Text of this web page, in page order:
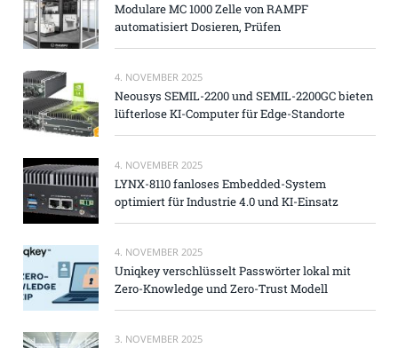
Modulare MC 1000 Zelle von RAMPF
automatisiert Dosieren, Prüfen
4. NOVEMBER 2025
Neousys SEMIL-2200 und SEMIL-2200GC bieten
lüfterlose KI-Computer für Edge-Standorte
4. NOVEMBER 2025
LYNX-8110 fanloses Embedded-System
optimiert für Industrie 4.0 und KI-Einsatz
4. NOVEMBER 2025
Uniqkey verschlüsselt Passwörter lokal mit
Zero-Knowledge und Zero-Trust Modell
3. NOVEMBER 2025